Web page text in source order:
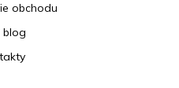
obchodu
blog